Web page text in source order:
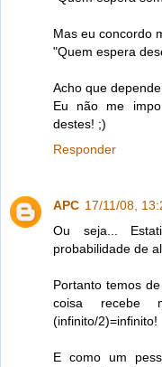
Mas eu concordo
"Quem espera
Acho que
Eu não me
destes! ;)
Responder
APC 17/11/08,
Ou seja...
probabilidade de
Portanto temos
coisa recebe
(infinito/2)=infinito!
E como um